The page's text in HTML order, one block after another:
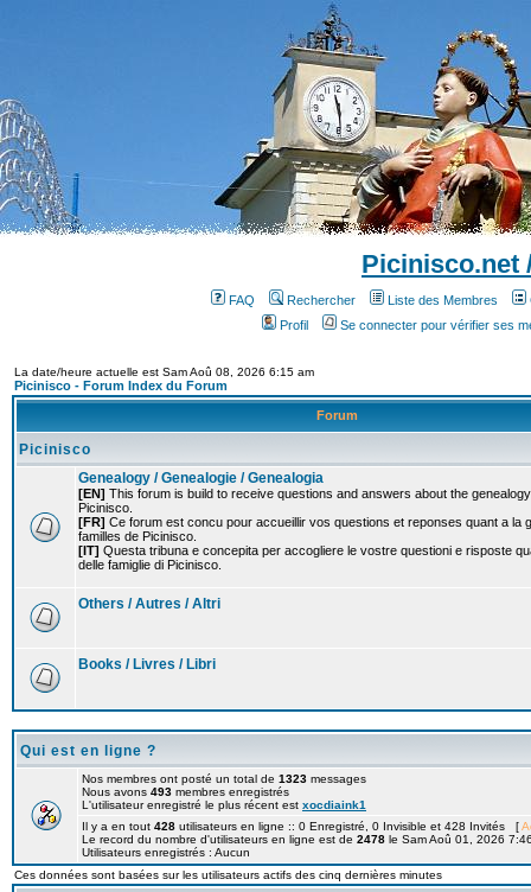
Picinisco.net
FAQ Rechercher Liste des Membres
Profil
Se connecter pour vérifier ses
La date/heure actuelle est Sam Aoû 08, 2026 6:15 am
Picinisco - Forum Index du Forum
Forum
Picinisco
Genealogy / Genealogie / Genealogia
[EN] This forum is build to receive questions and answers about the
Picinisco.
[FR] Ce forum est concu pour accueillir vos questions et reponses quant a la
familles de Picinisco.
[IT] Questa tribuna e concepita per accogliere le vostre questioni e risposte
delle famiglie di Picinisco.
Others / Autres / Altri
Books / Livres / Libri
Qui est en ligne ?
Nos membres ont posté un total de 1323 messages
Nous avons 493 membres enregistrés
L'utilisateur enregistré le plus récent est xocdiaink1
Il y a en tout 428 utilisateurs en ligne :: 0 Enregistré, 0 Invisible et 428 Invités [
Le record du nombre d'utilisateurs en ligne est de 2478 le Sam Aoû 01, 2026
Utilisateurs enregistrés : Aucun
Ces données sont basées sur les utilisateurs actifs des cinq dernières minutes